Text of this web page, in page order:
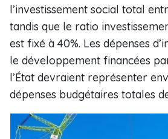
l’investissement social total
tandis que le ratio
est fixé à 40%. Les dépenses
le développement financées
l’État devraient représenter
dépenses budgétaires totales